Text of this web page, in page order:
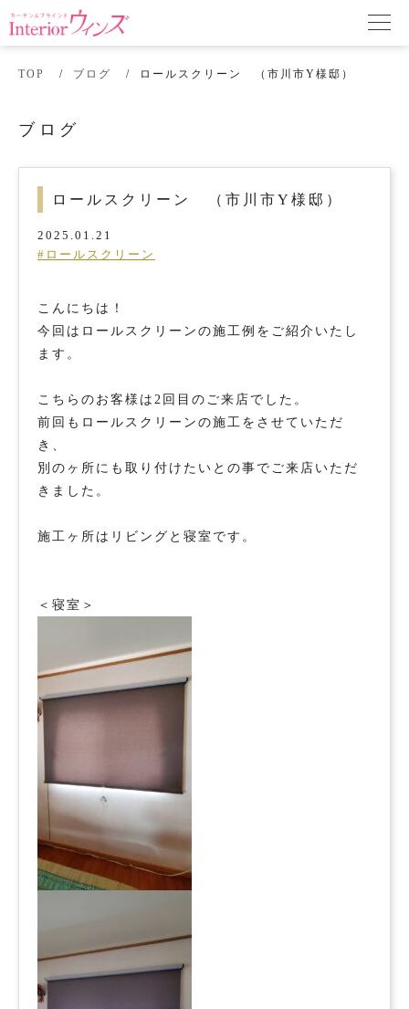
TOP ブログ ロールスクリーン （市川市Y様邸）
ブログ
ロールスクリーン （市川市Y様邸）
2025.01.21
#ロールスクリーン
こんにちは！
今回はロールスクリーンの施工例をご紹介いたし
ます。
こちらのお客様は2回目のご来店でした。
前回もロールスクリーンの施工をさせていただ
き、
別のヶ所にも取り付けたいとの事でご来店いただ
きました。
施工ヶ所はリビングと寝室です。
＜寝室＞